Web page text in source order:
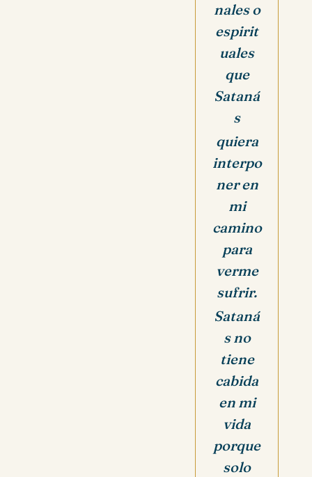
nales o
espirit
uales
que
Sataná
s
quiera
interpo
ner en
mi
camino
para
verme
sufrir.
Sataná
s no
tiene
cabida
en mi
vida
porque
solo